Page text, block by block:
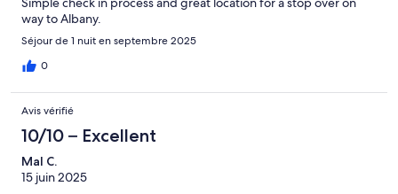
way to Albany.
Séjour de 1 nuit en septembre 2025
0
Avis vérifié
10/10 – Excellent
Mal C.
15 juin 2025